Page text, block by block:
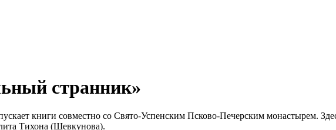
странник»
книги совместно со Свято-Успенским Псково-Печерским монастырем.
Тихона (Шевкунова).